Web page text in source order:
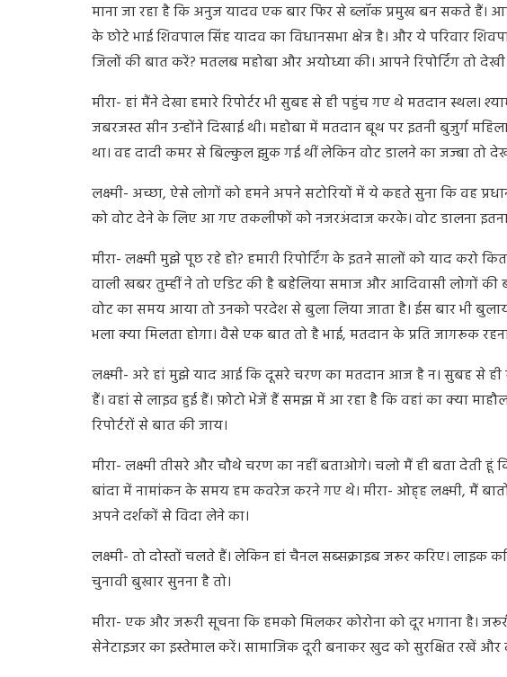
माना जा रहा है कि अनुज यादव एक बार फिर से ब्लॉक प्रमुख बन सकते
के छोटे भाई शिवपाल सिंह यादव का विधानसभा क्षेत्र है। और ये परिवार
जिलों की बात करें? मतलब महोबा और अयोध्या की। आपने रिपोर्टिंग तो देखी
मीरा- हां मैंने देखा हमारे रिपोर्टर भी सुबह से ही पहुंच गए थे मतदान स्थल।
जबरजस्त सीन उन्होंने दिखाई थी। महोबा में मतदान बूथ पर इतनी बुजुर्ग
था। वह दादी कमर से बिल्कुल झुक गई थीं लेकिन वोट डालने का जज्बा तो
लक्ष्मी- अच्छा, ऐसे लोगों को हमने अपने सटोरियों में ये कहते सुना कि वह
को वोट देने के लिए आ गए तकलीफों को नजरअंदाज करके। वोट डालना
मीरा- लक्ष्मी मुझे पूछ रहे हो? हमारी रिपोर्टिंग के इतने सालों को याद करो
वाली खबर तुम्हीं ने तो एडिट की है बहेलिया समाज और आदिवासी लोगों की
वोट का समय आया तो उनको परदेश से बुला लिया जाता है। ईस बार भी
भला क्या मिलता होगा। वैसे एक बात तो है भाई, मतदान के प्रति जागरूक
लक्ष्मी- अरे हां मुझे याद आई कि दूसरे चरण का मतदान आज है न। सुबह से ही
हैं। वहां से लाइव हुई हैं। फ़ोटो भेजें हैं समझ में आ रहा है कि वहां का क्या
रिपोर्टरों से बात की जाय।
मीरा- लक्ष्मी तीसरे और चौथे चरण का नहीं बताओगे। चलो मैं ही बता देती हूं
बांदा में नामांकन के समय हम कवरेज करने गए थे। मीरा- ओह्ह लक्ष्मी, मैं
अपने दर्शकों से विदा लेने का।
लक्ष्मी- तो दोस्तों चलते हैं। लेकिन हां चैनल सब्सक्राइब जरूर करिए।
चुनावी बुखार सुनना है तो।
मीरा- एक और जरूरी सूचना कि हमको मिलकर कोरोना को दूर भगाना है।
सेनेटाइजर का इस्तेमाल करें। सामाजिक दूरी बनाकर खुद को सुरक्षित रखें और